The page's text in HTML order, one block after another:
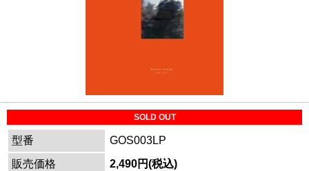
SOLD OUT
型番
GOS003LP
販売価格
2,490円(税込)